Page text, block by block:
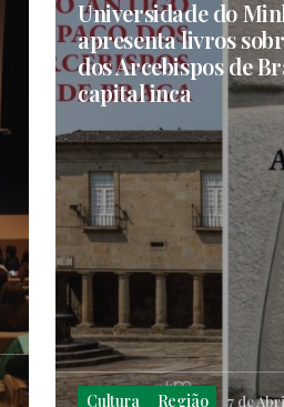
Universidade do
apresenta livros
dos Arcebispos de
capital inca
Cultura Região 7 de